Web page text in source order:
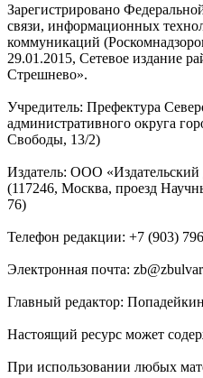
Зарегистрировано
связи, информационных
коммуникаций
29.01.2015, Сетевое издание
Стрешнево».
Учредитель: Префектура
административного округа
Свободы, 13/2)
Издатель: ООО «Издательский
(117246, Москва, проезд
76)
Телефон редакции: +7 (903)
Электронная почта:
Главный редактор:
Настоящий ресурс может
При использовании любых